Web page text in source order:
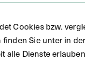
Fotografie (FO)
Cookies bzw.
Sie unter in
alle Dienste